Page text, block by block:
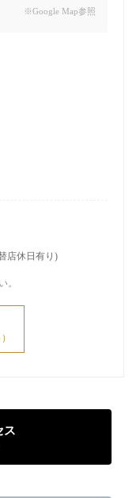
※Google Map参照
店休日有り)
。
ス